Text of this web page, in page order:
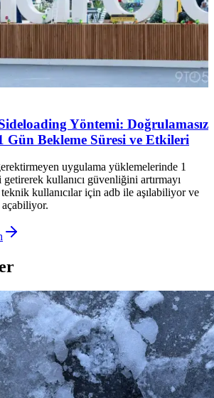
Yöntemi: Doğrulamasız
Gün Bekleme Süresi ve Etkileri
uygulama yüklemelerinde 1
kullanıcı güvenliğini artırmayı
kullanıcılar için adb ile aşılabiliyor ve